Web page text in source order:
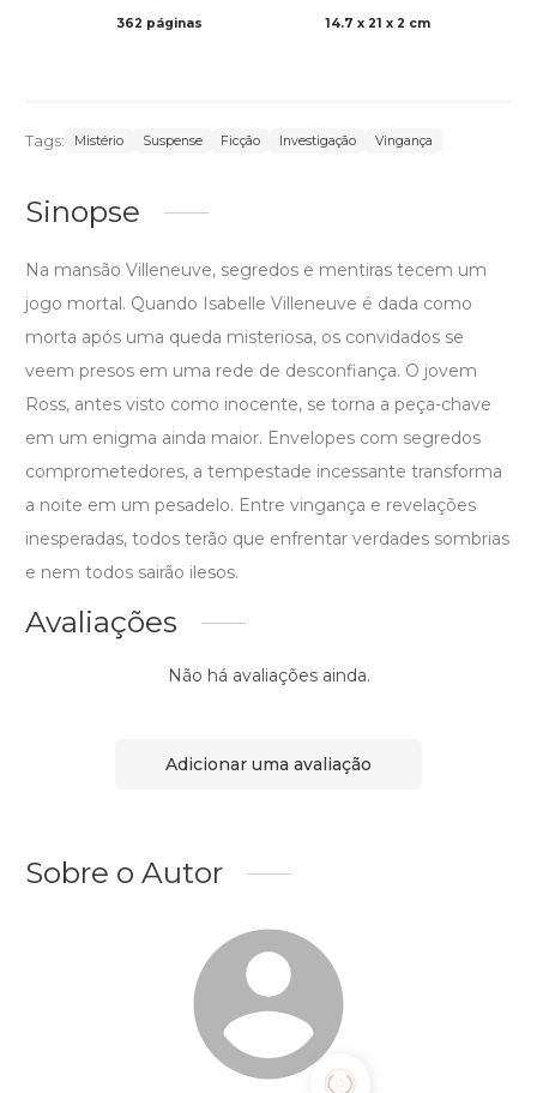
362 páginas 14.7 x 21 x 2 cm
Tags: Mistério Suspense Ficção Investigação Vingança
Sinopse
Na mansão Villeneuve, segredos e mentiras tecem um
jogo mortal. Quando Isabelle Villeneuve é dada como
morta após uma queda misteriosa, os convidados se
veem presos em uma rede de desconfiança. O jovem
Ross, antes visto como inocente, se torna a peça-chave
em um enigma ainda maior. Envelopes com segredos
comprometedores, a tempestade incessante transforma
a noite em um pesadelo. Entre vingança e revelações
inesperadas, todos terão que enfrentar verdades sombrias
e nem todos sairão ilesos.
Avaliações
Não há avaliações ainda.
Adicionar uma avaliação
Sobre o Autor